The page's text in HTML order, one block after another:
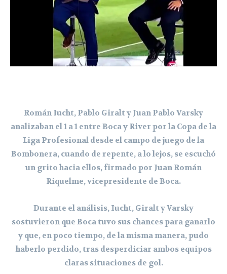
Román Iucht, Pablo Giralt y Juan Pablo Varsky
analizaban el 1 a 1 entre Boca y River por la Copa de la
Liga Profesional desde el campo de juego de la
Bombonera, cuando de repente, a lo lejos, se escuchó
un grito hacia ellos, firmado por Juan Román
Riquelme, vicepresidente de Boca.
Durante el análisis, Iucht, Giralt y Varsky
sostuvieron que Boca tuvo sus chances para ganarlo
y que, en poco tiempo, de la misma manera, pudo
haberlo perdido, tras desperdiciar ambos equipos
claras situaciones de gol.